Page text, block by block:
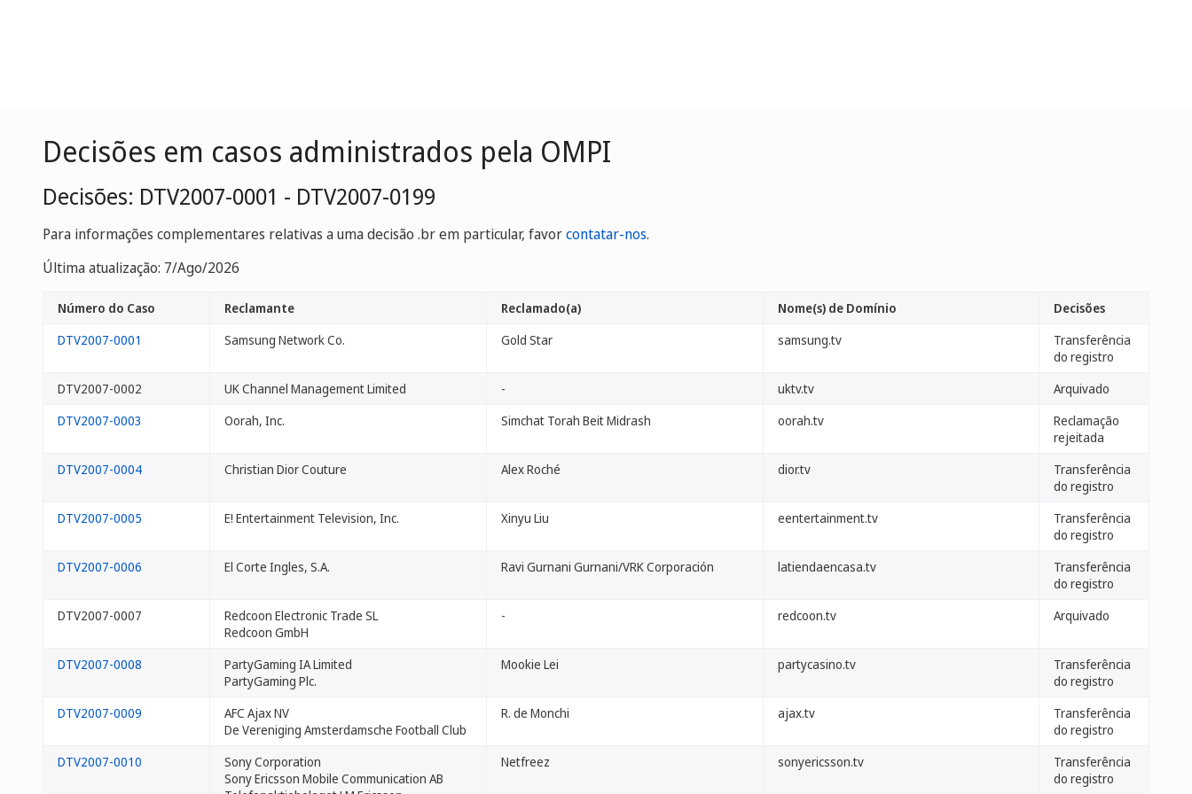
Decisões em casos administrados pela OMPI
Decisões: DTV2007-0001 - DTV2007-0199
Para informações complementares relativas a uma decisão .br em particular, favorcontatar-nos.
Última atualização: 7/Ago/2026
Número do Caso Reclamante Reclamado(a) Nome(s) de Domínio
Decisões
DTV2007-0001
Samsung Network Co. Gold Star samsung.tv
Transferência
do registro
DTV2007-0002
UK Channel Management Limited - uktv.tv
Arquivado
DTV2007-0003
Oorah, Inc. Simchat Torah Beit Midrash oorah.tv
Reclamação
rejeitada
DTV2007-0004
Christian Dior Couture Alex Roché dior.tv
Transferência
do registro
DTV2007-0005
E! Entertainment Television, Inc. Xinyu Liu eentertainment.tv
Transferência
do registro
DTV2007-0006
El Corte Ingles, S.A. Ravi Gurnani Gurnani/VRK Corporación latiendaencasa.tv
Transferência
do registro
DTV2007-0007
Redcoon Electronic Trade SL
Redcoon GmbH
- redcoon.tv Arquivado
DTV2007-0008
PartyGaming IA Limited
PartyGaming Plc.
Mookie Lei partycasino.tv
Transferência
do registro
DTV2007-0009
AFC Ajax NV
De Vereniging Amsterdamsche Football Club
R. de Monchi ajax.tv
Transferência
do registro
DTV2007-0010
Sony Corporation
Sony Ericsson Mobile Communication AB
Netfreez sonyericsson.tv
Transferência
do registro